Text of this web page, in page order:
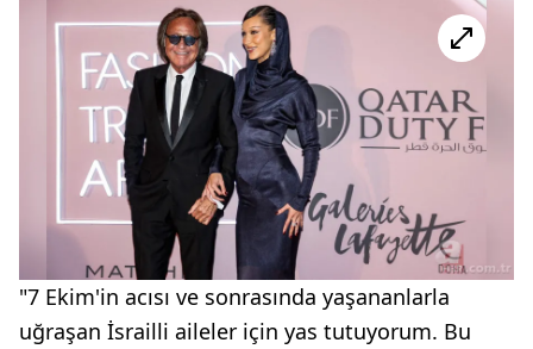
"7 Ekim'in acısı ve sonrasında yaşananlarla
uğraşan İsrailli aileler için yas tutuyorum. Bu